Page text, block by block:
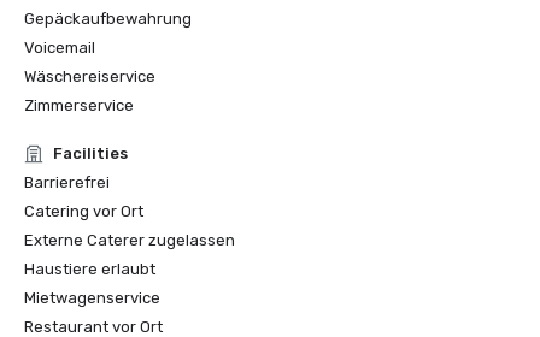
Gepäckaufbewahrung
Voicemail
Wäschereiservice
Zimmerservice
Facilities
Barrierefrei
Catering vor Ort
Externe Caterer zugelassen
Haustiere erlaubt
Mietwagenservice
Restaurant vor Ort